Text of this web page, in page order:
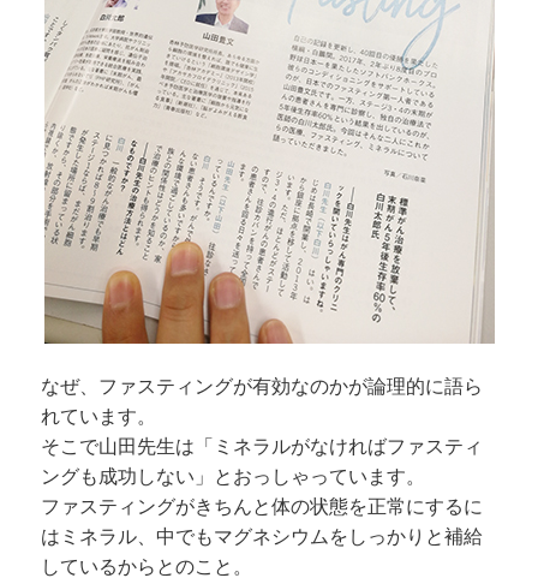
なぜ、ファスティングが有効なのかが論理的に語ら
れています。
そこで山田先生は「ミネラルがなければファスティ
ングも成功しない」とおっしゃっています。
ファスティングがきちんと体の状態を正常にするに
はミネラル、中でもマグネシウムをしっかりと補給
しているからとのこと。